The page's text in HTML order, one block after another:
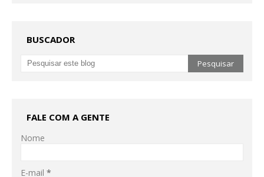
BUSCADOR
FALE COM A GENTE
Nome
E-mail *